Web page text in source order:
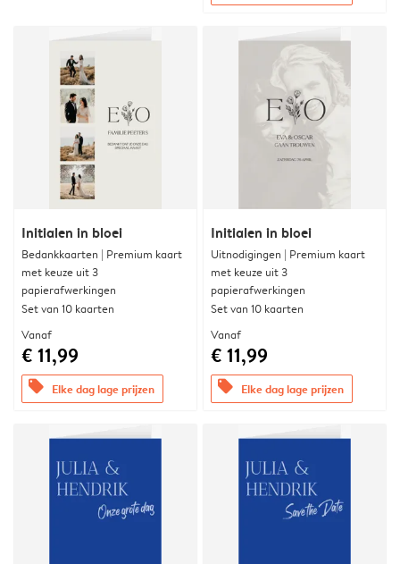
Initialen in bloei
Bedankkaarten | Premium kaart
met keuze uit 3
papierafwerkingen
Set van 10 kaarten
Vanaf
€ 11,99
offers Elke dag lage prijzen
Initialen in bloei
Uitnodigingen | Premium kaart
met keuze uit 3
papierafwerkingen
Set van 10 kaarten
Vanaf
€ 11,99
offers Elke dag lage prijzen